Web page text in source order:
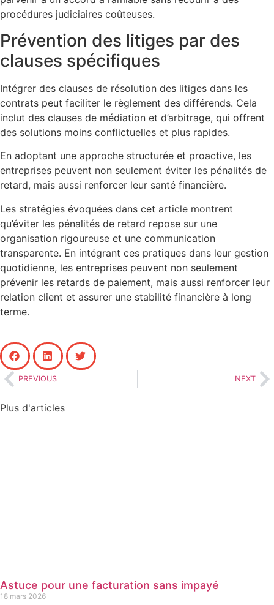
procédures judiciaires coûteuses.
Prévention des litiges par des
clauses spécifiques
Intégrer des clauses de résolution des litiges dans les
contrats peut faciliter le règlement des différends. Cela
inclut des clauses de médiation et d’arbitrage, qui offrent
des solutions moins conflictuelles et plus rapides.
En adoptant une approche structurée et proactive, les
entreprises peuvent non seulement éviter les pénalités de
retard, mais aussi renforcer leur santé financière.
Les stratégies évoquées dans cet article montrent
qu’éviter les pénalités de retard repose sur une
organisation rigoureuse et une communication
transparente. En intégrant ces pratiques dans leur gestion
quotidienne, les entreprises peuvent non seulement
prévenir les retards de paiement, mais aussi renforcer leur
relation client et assurer une stabilité financière à long
terme.
PREVIOUS NEXT
Plus d'articles
Astuce pour une facturation sans impayé
18 mars 2026